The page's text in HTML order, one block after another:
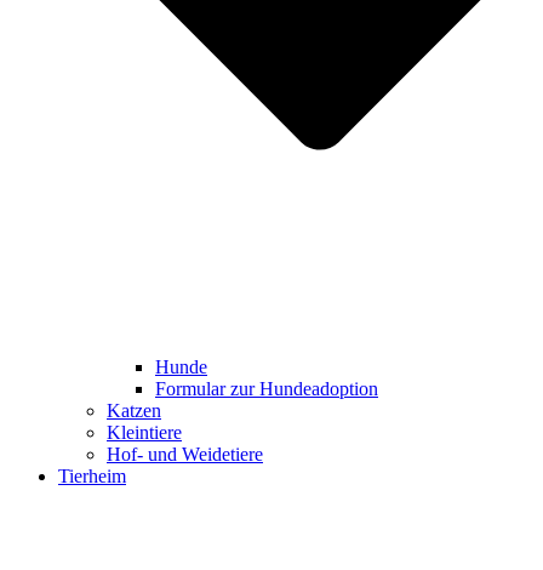
Hunde
Formular zur Hundeadoption
Katzen
Kleintiere
Hof- und Weidetiere
Tierheim